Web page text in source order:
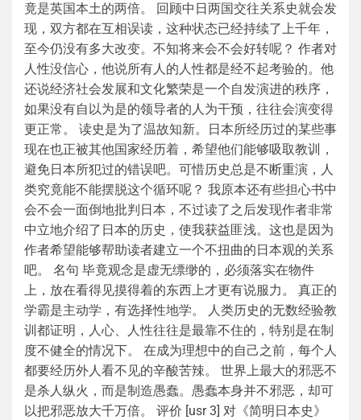
竟是英国本土的两倍。 回顾中日两国交往关系史就会发
现，双方都在互相误读，这种状态已经持续了上千年，
至今仍没有多大改变。不知将来会不会好转呢？ 作者对
人性没信心，他说所有人的人性都是经不起考验的。他
还说经济社会发展和文化繁荣是一个自发演进的秩序，
如果没有自以为是的领导者的人为干预，往往会演变得
更正常。 读史是为了温故知新。日本所经历过的某些事
现在也正被其他国家经历着，希望他们能够吸取教训，
避免日本所犯过的错误吧。可惜历史总是不断重演，人
类究竟能不能摆脱这个循环呢？ 我原本还有些担心书中
会不会一面倒地批判日本，不过读了之后发现作者非常
中立地介绍了日本的历史，使我获益匪浅。这也是因为
作者希望能够帮助读者建立一个不扭曲的日本观的关系
吧。 名句 毕竟观念是虚无缥缈的，必须落实在物件
上，放在看得见摸得着的东西上才更有说服力。 真正的
学霸是主动学，有选择性地学。 人类历史的无数经验教
训都证明，人心、人性往往是最靠不住的，特别是在制
度不健全的情况下。 在成为理想中的自己之前，每个人
都要经历外人看不见的辛酸苦辣。 世界上最大的邪恶不
是杀人纵火，而是制造愚蠢。愚蠢本身并不邪恶，却可
以把邪恶放大千万倍。 评价 [usr 3] 对《简明日本史》